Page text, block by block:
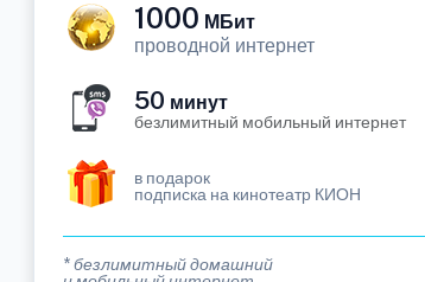
1000 МБит
проводной интернет
50 минут
безлимитный мобильный интернет
в подарок
подписка на кинотеатр КИОН
* безлимитный домашний